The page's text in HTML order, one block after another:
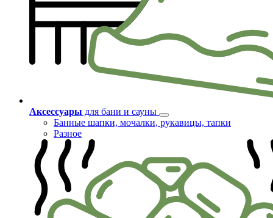
Аксессуары для бани и сауны
Банные шапки, мочалки, рукавицы, тапки
Разное